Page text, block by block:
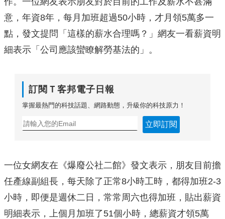
意，年資8年，每月加班超過50小時，才月領5萬多一
點，發文提問「這樣的薪水合理嗎？」網友一看薪資明
細表示「公司應該蠻瞭解勞基法的」。
訂閱Ｔ客邦電子日報
掌握最熱門的科技話題、網路動態，升級你的科技原力！
立即訂閱
一位女網友在《爆廢公社二館》發文表示，朋友目前擔
任產線副組長，每天除了正常8小時工時，都得加班2-3
小時，即便是週休二日，常常周六也得加班，貼出薪資
明細表示，上個月加班了51個小時，總薪資才領5萬